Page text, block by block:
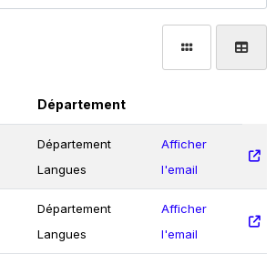
Département
Département
Langues
Afficher
l'email
Département
Langues
Afficher
l'email